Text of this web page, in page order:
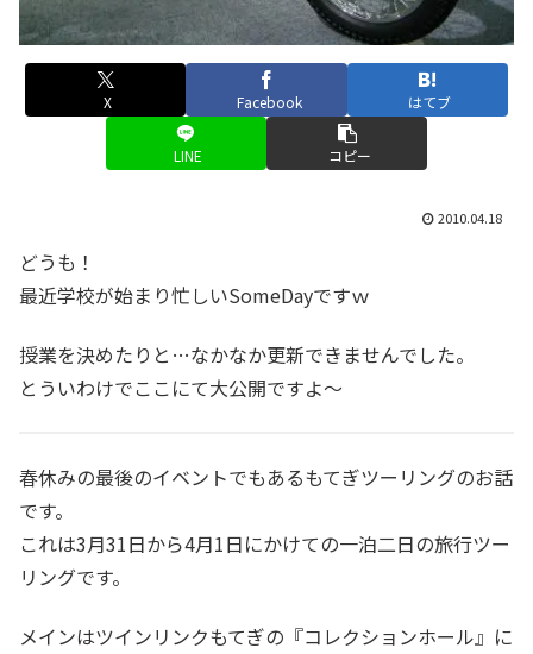
X Facebook はてブ
LINE コピー
2010.04.18
どうも！
最近学校が始まり忙しいSomeDayですｗ
授業を決めたりと…なかなか更新できませんでした。
とういわけでここにて大公開ですよ～
春休みの最後のイベントでもあるもてぎツーリングのお話
です。
これは3月31日から4月1日にかけての一泊二日の旅行ツー
リングです。
メインはツインリンクもてぎの『コレクションホール』に